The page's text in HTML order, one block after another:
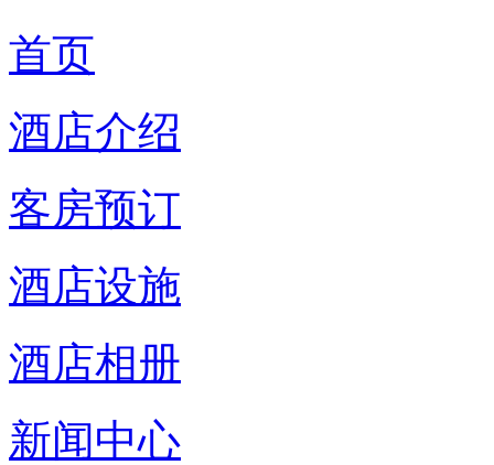
首页
酒店介绍
客房预订
酒店设施
酒店相册
新闻中心